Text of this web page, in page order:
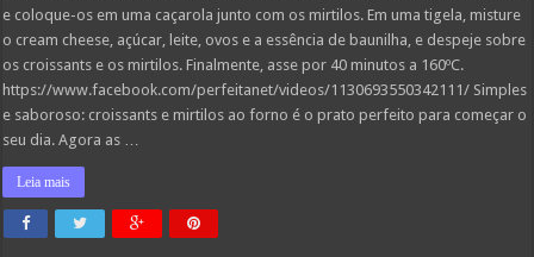
e coloque-os em uma caçarola junto com os mirtilos. Em uma tigela, misture
o cream cheese, açúcar, leite, ovos e a essência de baunilha, e despeje sobre
os croissants e os mirtilos. Finalmente, asse por 40 minutos a 160ºC.
https://www.facebook.com/perfeitanet/videos/1130693550342111/ Simples
e saboroso: croissants e mirtilos ao forno é o prato perfeito para começar o
seu dia. Agora as …
Leia mais